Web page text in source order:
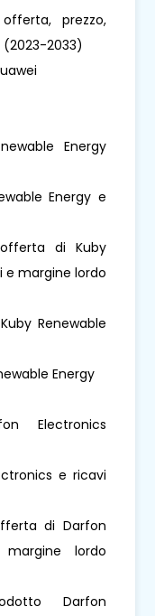
prezzo,
2033)
Energy
Energy e
di Kuby
e margine lordo
Renewable
Energy
Electronics
e ricavi
di Darfon
lordo
Darfon